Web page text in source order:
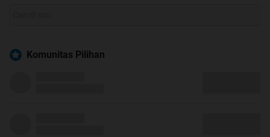
Komunitas Pilihan